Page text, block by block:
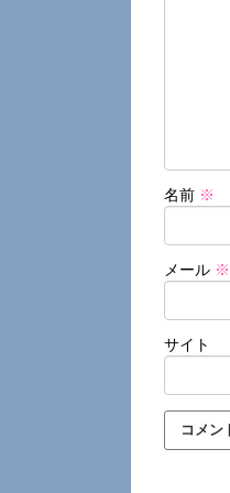
名前 ※
メール ※
サイト